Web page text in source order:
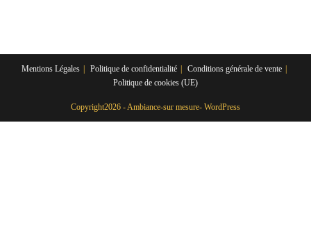
Mentions Légales Politique de confidentialité
Conditions générale de vente
Politique de cookies (UE)
Copyright2026 - Ambiance-sur mesure- WordPress